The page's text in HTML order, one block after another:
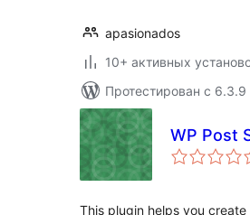
apasionados
10+ активных
Протестирован с 6.3.9
WP Post
This plugin helps you create